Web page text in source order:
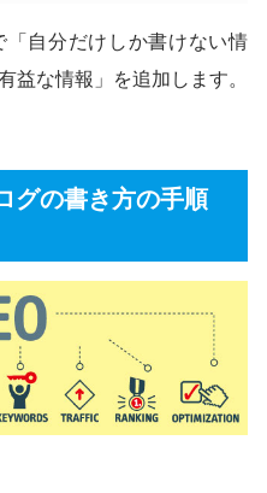
自分だけしか書けない情
益な情報」を追加します。
グの書き方の手順